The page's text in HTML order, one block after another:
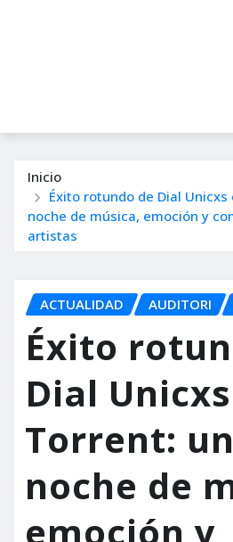
Inicio
Éxito rotundo de Dial
noche de música, emoción y
artistas
ACTUALIDAD AUDITORI
Éxito
Dial
Torrent:
noche de
emoción y